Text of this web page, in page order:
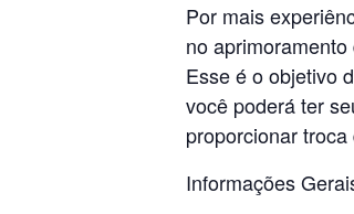
Por mais
no
Esse é o objetivo
você poderá ter
proporcionar
Informações